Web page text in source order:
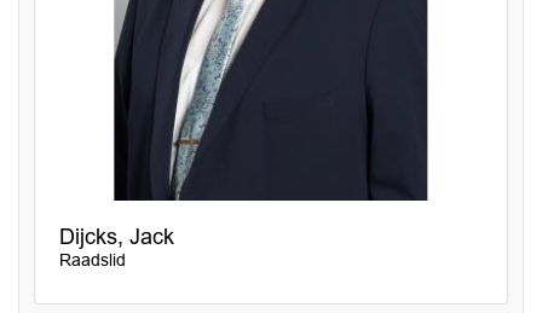
Dijcks, Jack
Raadslid